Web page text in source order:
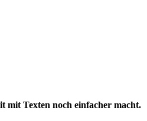
mit Texten noch einfacher macht.